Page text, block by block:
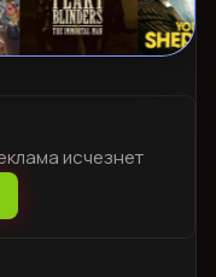
исчезнет